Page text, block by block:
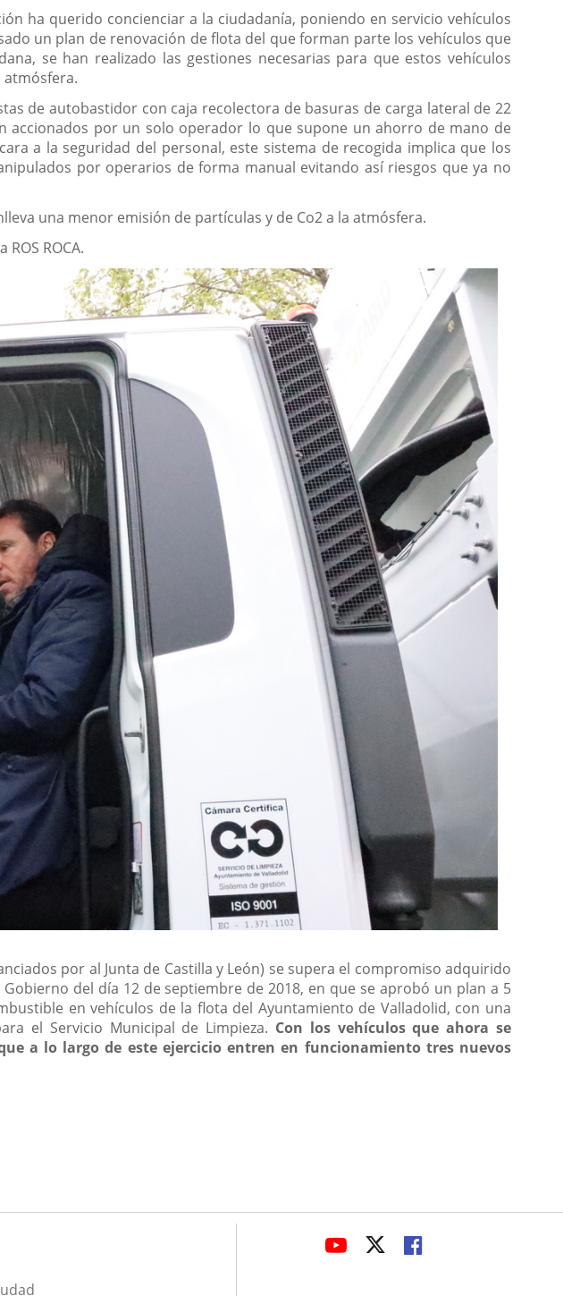
ha querido concienciar a la ciudadanía, poniendo en servicio vehículos
un plan de renovación de flota del que forman parte los vehículos que
se han realizado las gestiones necesarias para que estos vehículos
atmósfera.
de autobastidor con caja recolectora de basuras de carga lateral de 22
accionados por un solo operador lo que supone un ahorro de mano de
a la seguridad del personal, este sistema de recogida implica que los
por operarios de forma manual evitando así riesgos que ya no
una menor emisión de partículas y de Co2 a la atmósfera.
ROCA.
por al Junta de Castilla y León) se supera el compromiso adquirido
del día 12 de septiembre de 2018, en que se aprobó un plan a 5
en vehículos de la flota del Ayuntamiento de Valladolid, con una
el Servicio Municipal de Limpieza. Con los vehículos que ahora se
a lo largo de este ejercicio entren en funcionamiento tres nuevos
ENLACEENLACEENLACE